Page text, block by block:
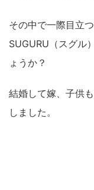
その中で一際目立
SUGURU（スグル
ょうか？
結婚して嫁、子供
しました。